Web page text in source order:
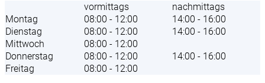
vormittags
nachmittags
Montag
08:00 - 12:00
14:00 - 16:00
Dienstag
08:00 - 12:00
14:00 - 16:00
Mittwoch
08:00 - 12:00
Donnerstag
08:00 - 12:00
14:00 - 16:00
Freitag
08:00 - 12:00